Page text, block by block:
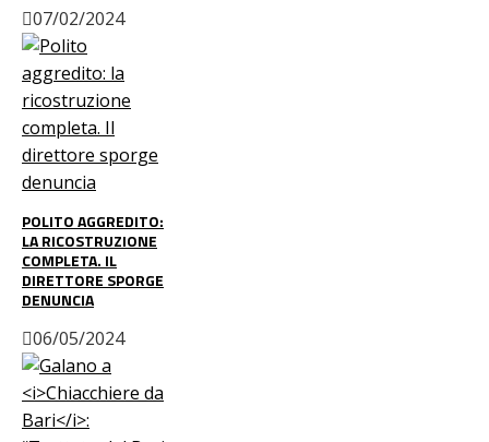
07/02/2024
POLITO AGGREDITO:
LA RICOSTRUZIONE
COMPLETA. IL
DIRETTORE SPORGE
DENUNCIA
06/05/2024